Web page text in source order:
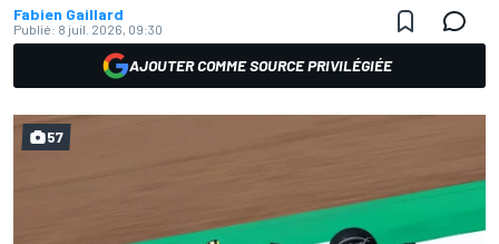
Fabien Gaillard
Publié: 8 juil. 2026, 09:30
AJOUTER COMME SOURCE PRIVILÉGIÉE
57